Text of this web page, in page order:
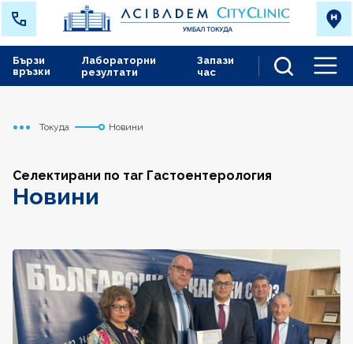
Лабораторни
резултати
Запази
час
Бързи
връзки
Начало
Токуда Новини
Селектирани по таг Гастоентерология
Новини